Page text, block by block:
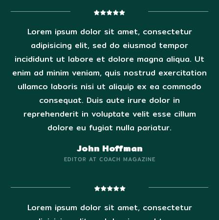
Lorem ipsum dolor sit amet, consectetur
adipisicing elit, sed do eiusmod tempor
incididunt ut labore et dolore magna aliqua. Ut
enim ad minim veniam, quis nostrud exercitation
ullamco laboris nisi ut aliquip ex ea commodo
consequat. Duis aute irure dolor in
reprehenderit in voluptate velit esse cillum
dolore eu fugiat nulla pariatur.
John Hoffman
EDITOR AT COACH MAGAZINE
Lorem ipsum dolor sit amet, consectetur